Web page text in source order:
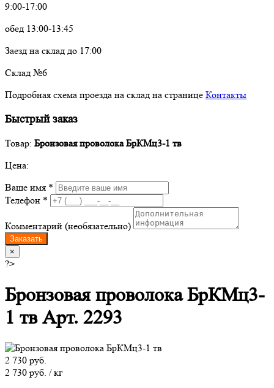
9:00-17:00
обед 13:00-13:45
Заезд на склад до 17:00
Склад №6
Подробная схема проезда на склад на странице Контакты
Быстрый заказ
Товар: Бронзовая проволока БрКМц3-1 тв
Цена:
Ваше имя *
Телефон *
Комментарий (необязательно)
Заказать
×
?>
Бронзовая проволока БрКМц3-
1 тв Арт. 2293
2 730 руб.
2 730 руб. / кг